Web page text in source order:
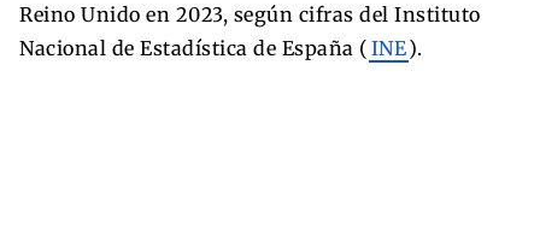
Reino Unido en 2023, según cifras del Instituto
Nacional de Estadística de España ( INE).